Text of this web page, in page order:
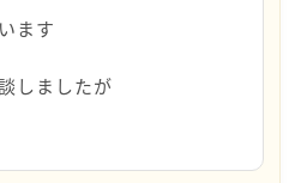
でも何でもかまいません。
ます
しましたが